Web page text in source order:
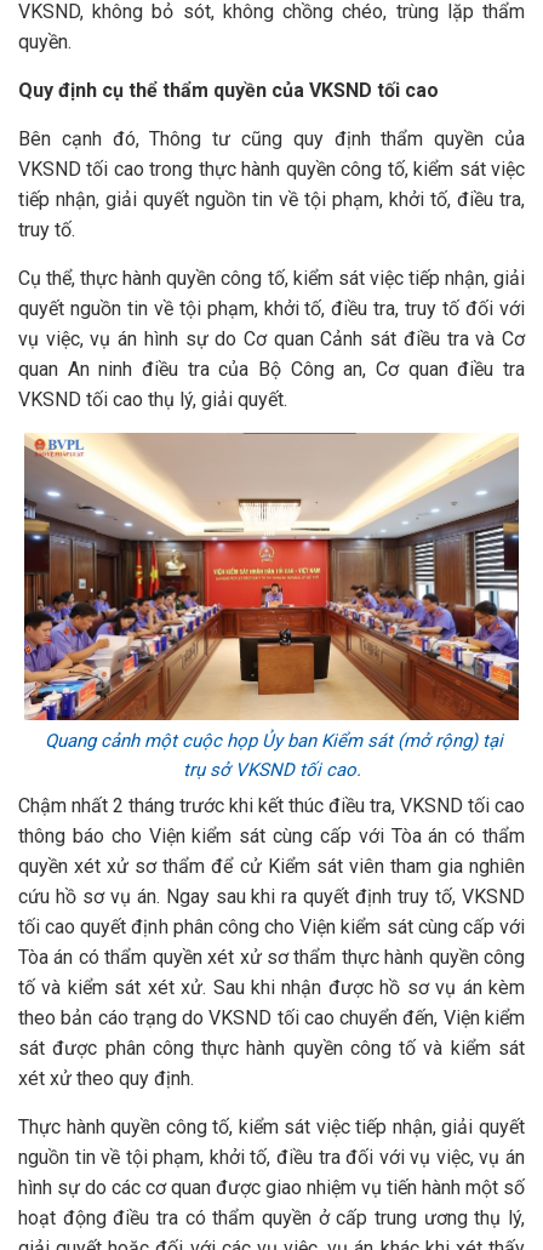
VKSND, không bỏ sót, không chồng chéo, trùng lặp thẩm
quyền.
Quy định cụ thể thẩm quyền của VKSND tối cao
Bên cạnh đó, Thông tư cũng quy định thẩm quyền của
VKSND tối cao trong thực hành quyền công tố, kiểm sát việc
tiếp nhận, giải quyết nguồn tin về tội phạm, khởi tố, điều tra,
truy tố.
Cụ thể, thực hành quyền công tố, kiểm sát việc tiếp nhận, giải
quyết nguồn tin về tội phạm, khởi tố, điều tra, truy tố đối với
vụ việc, vụ án hình sự do Cơ quan Cảnh sát điều tra và Cơ
quan An ninh điều tra của Bộ Công an, Cơ quan điều tra
VKSND tối cao thụ lý, giải quyết.
Quang cảnh một cuộc họp Ủy ban Kiểm sát (mở rộng) tại
trụ sở VKSND tối cao.
Chậm nhất 2 tháng trước khi kết thúc điều tra, VKSND tối cao
thông báo cho Viện kiểm sát cùng cấp với Tòa án có thẩm
quyền xét xử sơ thẩm để cử Kiểm sát viên tham gia nghiên
cứu hồ sơ vụ án. Ngay sau khi ra quyết định truy tố, VKSND
tối cao quyết định phân công cho Viện kiểm sát cùng cấp với
Tòa án có thẩm quyền xét xử sơ thẩm thực hành quyền công
tố và kiểm sát xét xử. Sau khi nhận được hồ sơ vụ án kèm
theo bản cáo trạng do VKSND tối cao chuyển đến, Viện kiểm
sát được phân công thực hành quyền công tố và kiểm sát
xét xử theo quy định.
Thực hành quyền công tố, kiểm sát việc tiếp nhận, giải quyết
nguồn tin về tội phạm, khởi tố, điều tra đối với vụ việc, vụ án
hình sự do các cơ quan được giao nhiệm vụ tiến hành một số
hoạt động điều tra có thẩm quyền ở cấp trung ương thụ lý,